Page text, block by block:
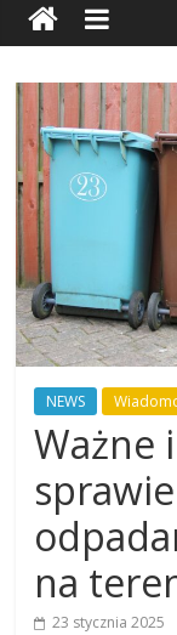
NEWS
Ważne
na
23 stycznia 2025